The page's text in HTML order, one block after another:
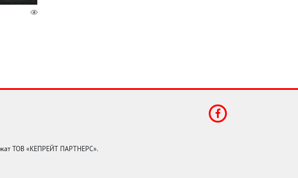
ТОВ «КЕПРЕЙТ ПАРТНЕРС».